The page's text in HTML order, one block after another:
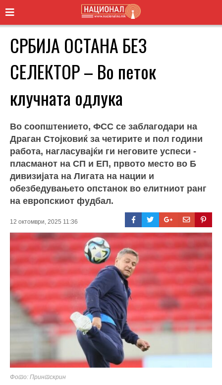
СРБИЈА ОСТАНА БЕЗ
СЕЛЕКТОР – Во петок
клучната одлука
Во соопштението, ФСС се заблагодари на
Драган Стојковиќ за четирите и пол години
работа, нагласувајќи ги неговите успеси -
пласманот на СП и ЕП, првото место во Б
дивизијата на Лигата на нации и
обезбедувањето опстанок во елитниот ранг
на европскиот фудбал.
12 октомври, 2025 11:36
Фото: Принтскрин